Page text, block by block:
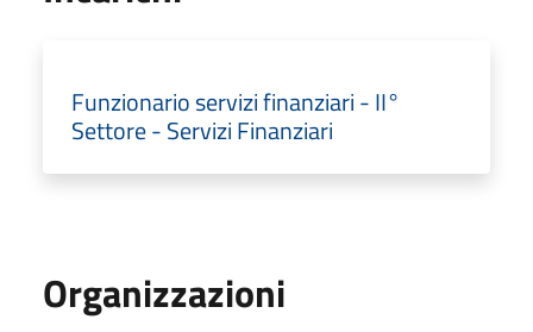
Funzionario servizi finanziari - II°
Settore - Servizi Finanziari
Organizzazioni